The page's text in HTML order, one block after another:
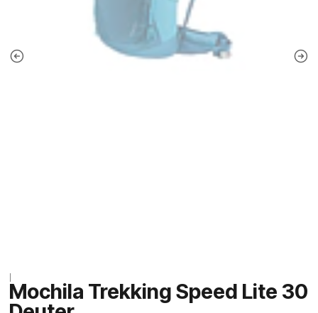
Mochila Trekking Speed Lite 30